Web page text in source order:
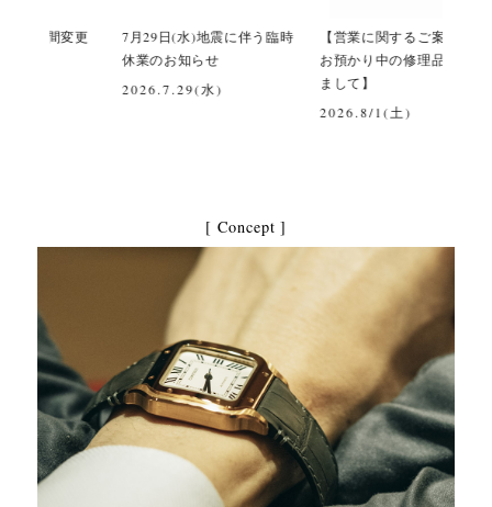
7月29日(水)地震に伴う臨時
休業のお知らせ
2026.7.29(水)
【営業に関するご案内及び
お預かり中の修理品につき
2026.8/1(土)
[ Concept ]